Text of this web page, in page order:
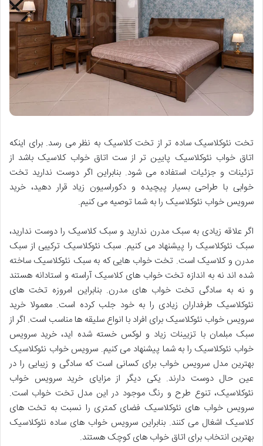
تخت نئوکلاسیک ساده تر از تخت کلاسیک به نظر می رسد. برای اینکه
اتاق خواب نئوکلاسیک پایین تر از ست اتاق خواب کلاسیک باشد از
تزئینات و جزئیات استفاده می شود. بنابراین اگر دوست ندارید تخت
خوابی با طراحی بسیار پیچیده و دکوراسیون زیاد قرار دهید، خرید
سرویس خواب نئوکلاسیک را به شما توصیه می کنیم.
اگر علاقه زیادی به سبک مدرن ندارید و سبک کلاسیک را دوست ندارید،
سبک نئوکلاسیک را پیشنهاد می کنیم. سبک نئوکلاسیک ترکیبی از سبک
مدرن و کلاسیک است. تخت خواب هایی که به سبک نئوکلاسیک ساخته
شده اند نه به اندازه تخت خواب های کلاسیک آراسته و استادانه هستند
و نه به سادگی تخت خواب های مدرن. بنابراین امروزه تخت های
نئوکلاسیک طرفداران زیادی را به خود جلب کرده است. معمولا خرید
سرویس خواب نئوکلاسیک برای افراد با انواع سلیقه ها مناسب است. اگر از
سبک مبلمان با تزیینات زیاد و لوکس خسته شده اید، خرید سرویس
خواب نئوکلاسیک را به شما پیشنهاد می کنیم. سرویس خواب نئوکلاسیک
بهترین مدل سرویس خواب برای کسانی است که سادگی و زیبایی را در
عین حال دوست دارند. یکی دیگر از مزایای خرید سرویس خواب
نئوکلاسیک، تنوع طرح و رنگ موجود در این مدل تخت خواب است.
سرویس خواب های نئوکلاسیک فضای کمتری را نسبت به تخت های
کلاسیک اشغال می کنند. بنابراین سرویس خواب های ساده نئوکلاسیک
بهترین انتخاب برای اتاق خواب های کوچک هستند.